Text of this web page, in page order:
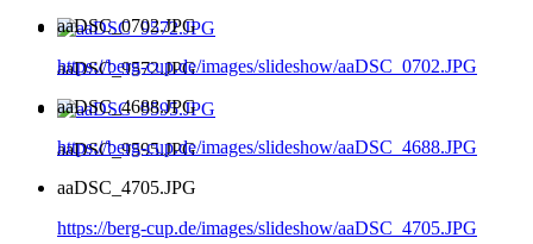
aaDSC_9572.JPG
aaDSC_9595.JPG
aaDSC_0702.JPG
https://berg-cup.de/images/slideshow/aaDSC_0702.JPG
aaDSC_4688.JPG
https://berg-cup.de/images/slideshow/aaDSC_4688.JPG
aaDSC_4705.JPG
https://berg-cup.de/images/slideshow/aaDSC_4705.JPG